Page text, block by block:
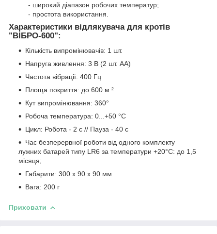
- широкий діапазон робочих температур;
- простота використання.
Характеристики відлякувача для кротів
"ВІБРО-600":
Кількість випромінювачів: 1 шт.
Напруга живлення: 3 В (2 шт. АА)
Частота вібрації: 400 Гц
Площа покриття: до 600 м ²
Кут випромінювання: 360°
Робоча температура: 0...+50 °С
Цикл: Робота - 2 с // Пауза - 40 с
Час безперервної роботи від одного комплекту
лужних батарей типу LR6 за температури +20°С: до 1,5
місяця;
Габарити: 300 х 90 х 90 мм
Вага: 200 г
Приховати